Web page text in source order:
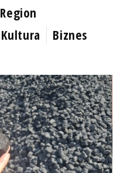
Region
Kultura
Biznes